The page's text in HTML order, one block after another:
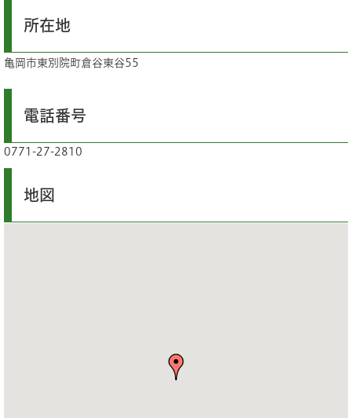
所在地
亀岡市東別院町倉谷東谷55
電話番号
0771-27-2810
地図